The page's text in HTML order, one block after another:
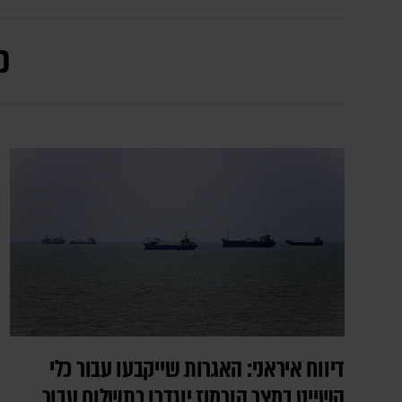
דיווח איראני: האגרות שייקבעו עבור כלי